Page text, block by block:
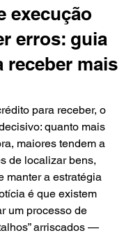
execução
erros: guia
receber mais
para receber, o
quanto mais
maiores tendem a
de localizar bens,
manter a estratégia
é que existem
um processo de
arriscados —